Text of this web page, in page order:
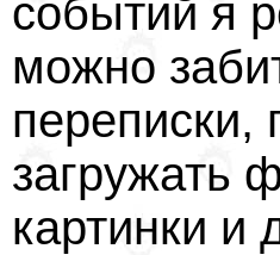
событий я
можно
переписки,
загружать
картинки и